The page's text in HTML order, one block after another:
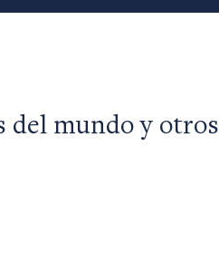
del mundo y otros